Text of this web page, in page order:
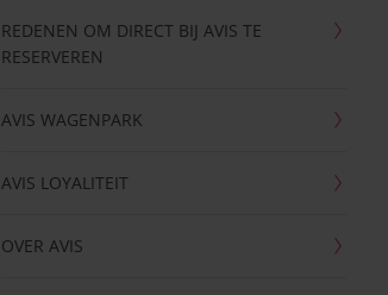
REDENEN OM DIRECT BIJ AVIS TE
RESERVEREN
AVIS WAGENPARK
AVIS LOYALITEIT
OVER AVIS